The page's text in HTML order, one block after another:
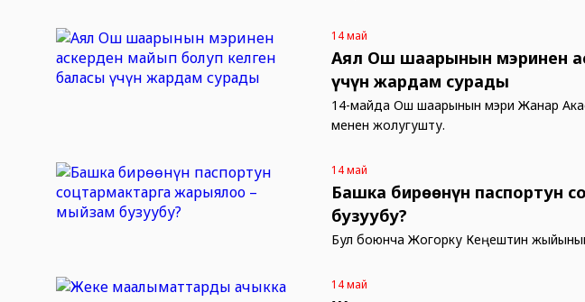
14 май
Аял Ош шаарынын мэринен
үчүн жардам сурады
14-майда Ош шаарынын мэри Жанар
менен жолугушту.
14 май
Башка бирөөнүн паспортун
бузуубу?
Бул боюнча Жогорку Кеңештин
14 май